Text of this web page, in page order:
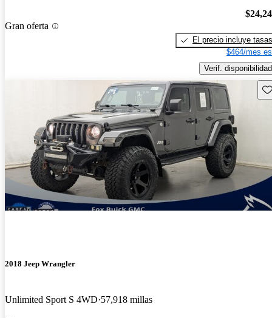
Gran oferta
El precio incluye tasas
$464/mes
Verif. disponibilidad
2018 Jeep Wrangler
Unlimited Sport S 4WD 57,918 millas